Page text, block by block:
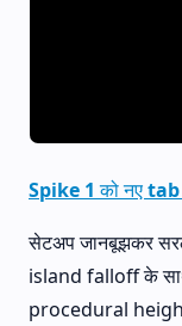
Spike 1 को नए
सेटअप जानबूझकर
island falloff के
procedural